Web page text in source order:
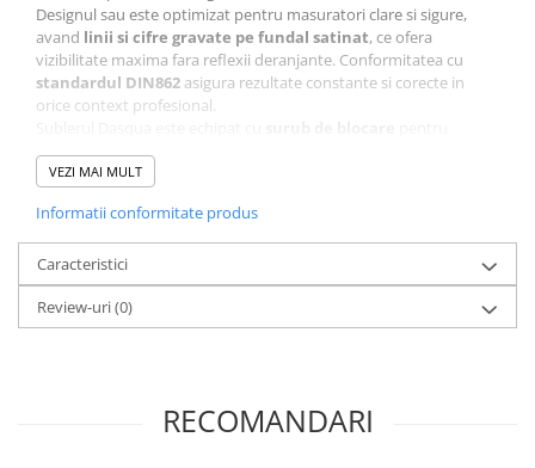
Rugozimetre
Grosimetre
Comparatoare profil suprafata
rugozimetre
Microscoape industriale
Cale, pini, lere, calibre sudura
Seturi cale plan paralele
Designul sau este optimizat pentru masuratori clare si sigure,
avand linii si cifre gravate pe fundal satinat, ce ofera
vizibilitate maxima fara reflexii deranjante. Conformitatea cu
standardul DIN862 asigura rezultate constante si corecte in
orice context profesional.
stabilizarea pozitiei si cu un
ajustari delicate si precise, mai ales in masuratori cu tolerante
Acest model permite 4 tipuri de masuratori:
Diametru exterior
VEZI MAI MULT
Informatii conformitate produs
Caracteristici
Review-uri(0)
RECOMANDARI